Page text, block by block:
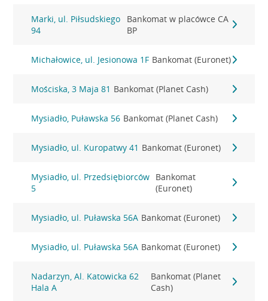
Marki, ul. Piłsudskiego
94
Bankomat w placówce CA
BP
Michałowice, ul. Jesionowa 1F Bankomat (Euronet)
Mościska, 3 Maja 81 Bankomat (Planet Cash)
Mysiadło, Puławska 56 Bankomat (Planet Cash)
Mysiadło, ul. Kuropatwy 41 Bankomat (Euronet)
Mysiadło, ul. Przedsiębiorców
5
Bankomat
(Euronet)
Mysiadło, ul. Puławska 56A Bankomat (Euronet)
Mysiadło, ul. Puławska 56A Bankomat (Euronet)
Nadarzyn, Al. Katowicka 62
Hala A
Bankomat (Planet
Cash)